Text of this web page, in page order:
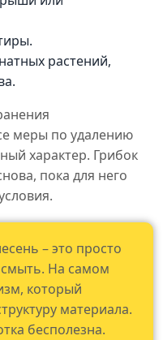
растений,
меры по удалению
характер. Грибок
пока для него
– это просто
На самом
который
материала.
бесполезна.